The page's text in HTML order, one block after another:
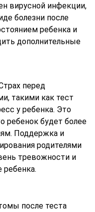
вирусной инфекции,
болезни после
ребенка и
дополнительные
перед
такими как тест
у ребенка. Это
ребенок будет более
Поддержка и
родителями
тревожности и
ребенка.
после теста